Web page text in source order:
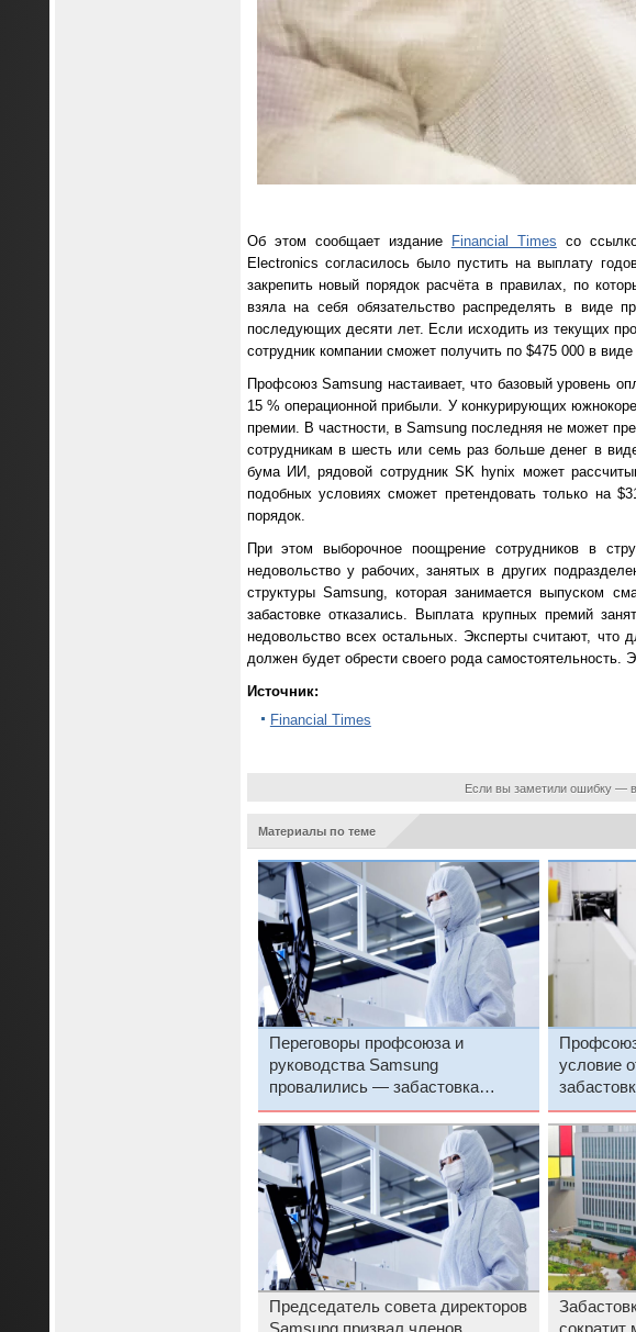
Об этом сообщает издание Financial Times со
Electronics согласилось было пустить на выплату
закрепить новый порядок расчёта в правилах, по
взяла на себя обязательство распределять в виде
последующих десяти лет. Если исходить из текущих
сотрудник компании сможет получить по $475 000 в виде
Профсоюз Samsung настаивает, что базовый уровень
15 % операционной прибыли. У конкурирующих
премии. В частности, в Samsung последняя не может
сотрудникам в шесть или семь раз больше денег в
бума ИИ, рядовой сотрудник SK hynix может
подобных условиях сможет претендовать только на
порядок.
При этом выборочное поощрение сотрудников в
недовольство у рабочих, занятых в других
структуры Samsung, которая занимается выпуском
забастовке отказались. Выплата крупных премий
недовольство всех остальных. Эксперты считают, что
должен будет обрести своего рода самостоятельность.
Источник:
Financial Times
Если вы заметили ошибку —
Материалы по теме
Переговоры профсоюза и
руководства Samsung
провалились — забастовка
намечена на 21 мая
условие
млн в
Председатель совета директоров